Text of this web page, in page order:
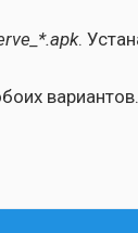
.
вари­ан­тов.